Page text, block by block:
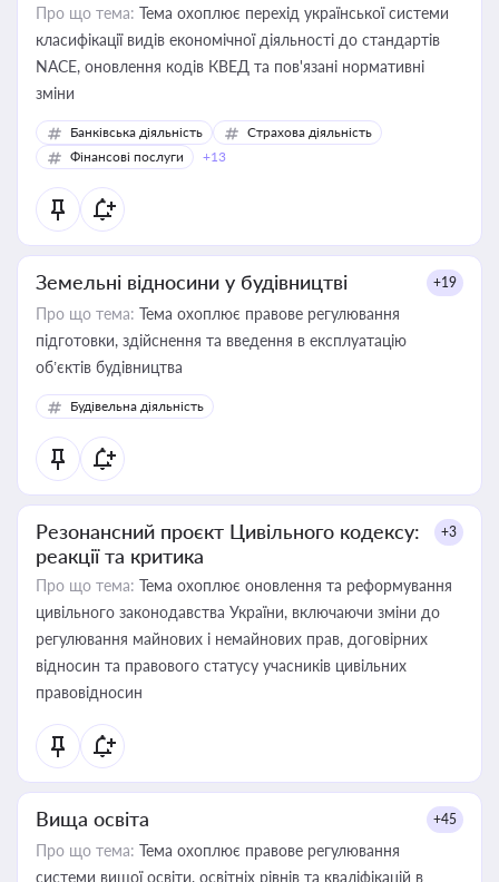
Про що тема: Тема охоплює перехід української системи
класифікації видів економічної діяльності до стандартів
NACE, оновлення кодів КВЕД та пов'язані нормативні
зміни
Банківська діяльність
Страхова діяльність
Фінансові послуги
+13
Земельні відносини у будівництві +19
Про що тема: Тема охоплює правове регулювання
підготовки, здійснення та введення в експлуатацію
об’єктів будівництва
Будівельна діяльність
Резонансний проєкт Цивільного кодексу:
реакції та критика
+3
Про що тема: Тема охоплює оновлення та реформування
цивільного законодавства України, включаючи зміни до
регулювання майнових і немайнових прав, договірних
відносин та правового статусу учасників цивільних
правовідносин
Вища освіта +45
Про що тема: Тема охоплює правове регулювання
системи вищої освіти, освітніх рівнів та кваліфікацій в